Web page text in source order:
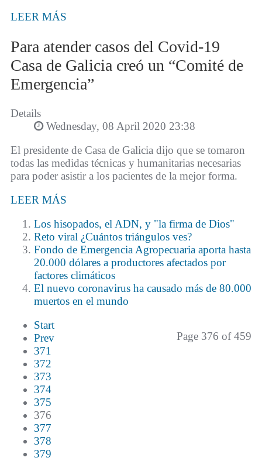
LEER MÁS
Para atender casos del Covid-19
Casa de Galicia creó un “Comité de
Emergencia”
Details
Wednesday, 08 April 2020 23:38
El presidente de Casa de Galicia dijo que se tomaron
todas las medidas técnicas y humanitarias necesarias
para poder asistir a los pacientes de la mejor forma.
LEER MÁS
Los hisopados, el ADN, y "la firma de Dios"
Reto viral ¿Cuántos triángulos ves?
Fondo de Emergencia Agropecuaria aporta hasta
20.000 dólares a productores afectados por
factores climáticos
El nuevo coronavirus ha causado más de 80.000
muertos en el mundo
Page 376 of 459
Start
Prev
371
372
373
374
375
376
377
378
379